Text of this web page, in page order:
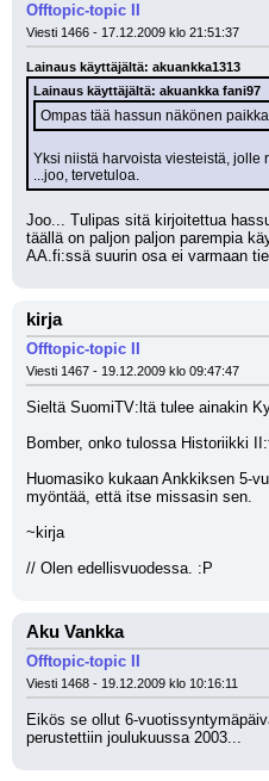
Offtopic-topic II
Viesti 1466 - 17.12.2009 klo 21:51:37
Lainaus käyttäjältä: akuankka1313
Lainaus käyttäjältä: akuankka fani97
Ompas tää hassun näkönen
Yksi niistä harvoista viesteistä, jolle
...joo, tervetuloa.
Joo... Tulipas sitä kirjoitettua
täällä on paljon paljon parempia
AA.fi:ssä suurin osa ei varmaan
kirja
Offtopic-topic II
Viesti 1467 - 19.12.2009 klo 09:47:47
Sieltä SuomiTV:ltä tulee ainakin
Bomber, onko tulossa Historiikki
Huomasiko kukaan Ankkiksen 5-
myöntää, että itse missasin sen.
~kirja
// Olen edellisvuodessa. :P
Aku Vankka
Offtopic-topic II
Viesti 1468 - 19.12.2009 klo 10:16:11
Eikös se ollut 6-
perustettiin joulukuussa 2003...